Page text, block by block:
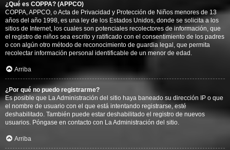
¿Qué es COPPA? (APPCO)
COPPA, APPCO, o Acta de Privacidad y Protección de Niños menores de 13
años del año 1998, es una ley de los Estados Unidos, donde se solicita a los
sitios de Internet, los cuales son potenciales recolectores de información, que
el registro de niños sea escrito y ratificado con el consentimiento de los padres
o con algún otro método de reconocimiento de guardia legal, que permita
recolectar información personal identificable de un menor de edad.
Arriba
¿Por qué no puedo registrarme?
Es posible que La Administración del sitio haya baneado su dirección IP o que
el nombre de usuario con el que está intentando registrarse, esté
deshabilitado. También puede estar deshabilitado el registro de nuevos
usuarios. Póngase en contacto con La Administración del sitio.
Arriba